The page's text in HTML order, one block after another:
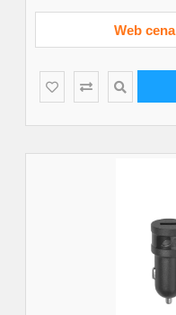
Web cena